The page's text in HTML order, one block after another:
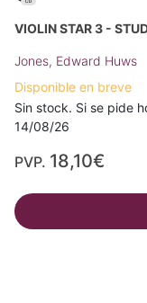
VIOLIN STAR 3 -
Jones, Edward Huws
Disponible en breve
Sin stock. Si se pide
14/08/26
PVP. 18,10€